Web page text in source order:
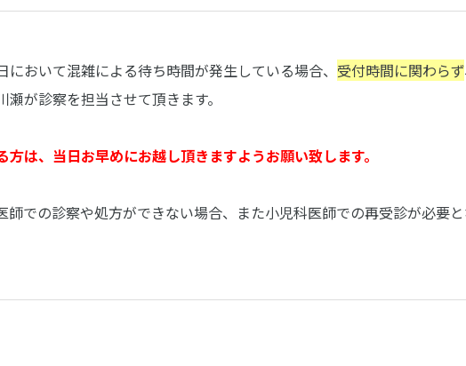
おいて混雑による待ち時間が発生している場合、 受付時間に関わらず
瀬が診察を担当させて頂きます。
は、当日お早めにお越し頂きますようお願い致します。
師での診察や処方ができない場合、また小児科医師での再受診が必要と